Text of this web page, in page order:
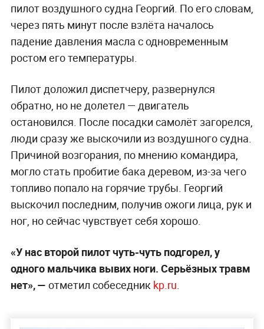
пилот воздушного судна Георгий. По его словам,
через пять минут после взлёта началось
падение давления масла с одновременным
ростом его температуры.
Пилот доложил диспетчеру, развернулся
обратно, но не долетел — двигатель
остановился. После посадки самолёт загорелся,
люди сразу же выскочили из воздушного судна.
Причиной возгорания, по мнению командира,
могло стать пробитие бака деревом, из-за чего
топливо попало на горячие трубы. Георгий
выскочил последним, получив ожоги лица, рук и
ног, но сейчас чувствует себя хорошо.
«У нас второй пилот чуть-чуть подгорел, у
одного мальчика вывих ноги. Серьёзных травм
нет», — отметил собеседник kp.ru